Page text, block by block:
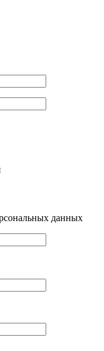
данных